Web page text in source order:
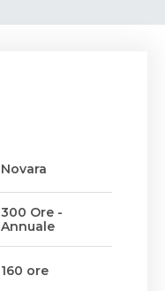
Novara
300 Ore -
Annuale
160 ore